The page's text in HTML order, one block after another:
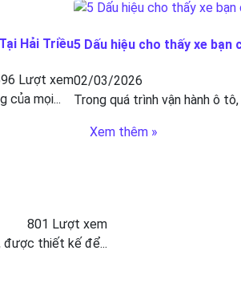
Hải Triều
Lượt xem
của mọi...
5 Dấu hiệu cho thấy xe bạn
02/03/2026
Trong quá trình vận hành ô
Xem thêm »
801 Lượt xem
được thiết kế để...